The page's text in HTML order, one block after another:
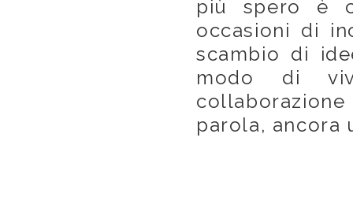
più spero è
occasioni di
scambio di
modo di
parola, ancora